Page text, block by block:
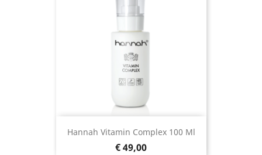
Hannah Vitamin Complex 100 Ml
Prijs
€ 49,00